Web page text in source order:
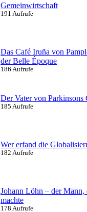
Gemeinwirtschaft
191 Aufrufe
Das Café Iruña von
der Belle Époque
186 Aufrufe
Der Vater von Parkinsons
185 Aufrufe
Wer erfand die
182 Aufrufe
Johann Löhn – der Mann,
machte
178 Aufrufe